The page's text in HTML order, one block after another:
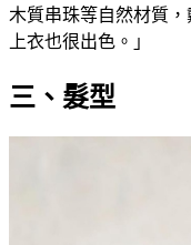
木質串珠等自然材質
上衣也很出色。」
三、髮型